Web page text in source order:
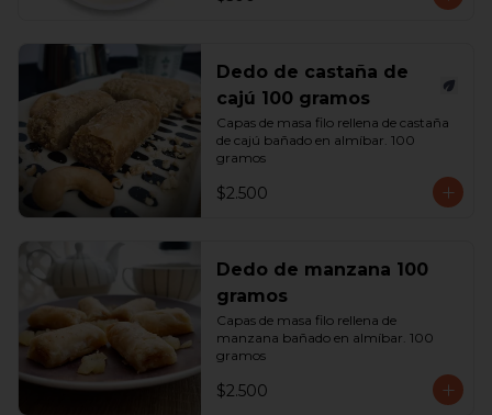
Dedo de castaña de
cajú 100 gramos
Capas de masa filo rellena de castaña
de cajú bañado en almíbar. 100
gramos
$2.500
Dedo de manzana 100
gramos
Capas de masa filo rellena de
manzana bañado en almíbar. 100
gramos
$2.500